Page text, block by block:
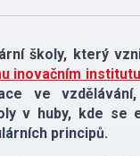
školy, který
inovačním institutu
ve
v huby, kde se
principů.